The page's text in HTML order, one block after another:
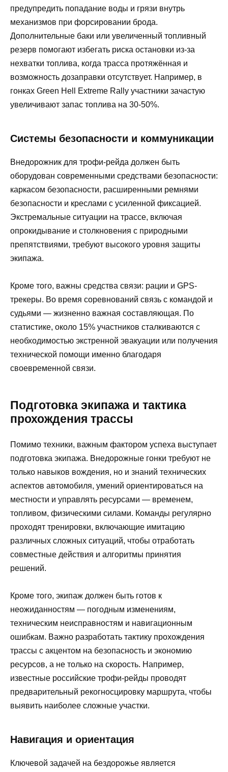
предупредить попадание воды и грязи внутрь
механизмов при форсировании брода.
Дополнительные баки или увеличенный топливный
резерв помогают избегать риска остановки из-за
нехватки топлива, когда трасса протяжённая и
возможность дозаправки отсутствует. Например, в
гонках Green Hell Extreme Rally участники зачастую
увеличивают запас топлива на 30-50%.
Системы безопасности и коммуникации
Внедорожник для трофи-рейда должен быть
оборудован современными средствами безопасности:
каркасом безопасности, расширенными ремнями
безопасности и креслами с усиленной фиксацией.
Экстремальные ситуации на трассе, включая
опрокидывание и столкновения с природными
препятствиями, требуют высокого уровня защиты
экипажа.
Кроме того, важны средства связи: рации и GPS-
трекеры. Во время соревнований связь с командой и
судьями — жизненно важная составляющая. По
статистике, около 15% участников сталкиваются с
необходимостью экстренной эвакуации или получения
технической помощи именно благодаря
своевременной связи.
Подготовка экипажа и тактика
прохождения трассы
Помимо техники, важным фактором успеха выступает
подготовка экипажа. Внедорожные гонки требуют не
только навыков вождения, но и знаний технических
аспектов автомобиля, умений ориентироваться на
местности и управлять ресурсами — временем,
топливом, физическими силами. Команды регулярно
проходят тренировки, включающие имитацию
различных сложных ситуаций, чтобы отработать
совместные действия и алгоритмы принятия
решений.
Кроме того, экипаж должен быть готов к
неожиданностям — погодным изменениям,
техническим неисправностям и навигационным
ошибкам. Важно разработать тактику прохождения
трассы с акцентом на безопасность и экономию
ресурсов, а не только на скорость. Например,
известные российские трофи-рейды проводят
предварительный рекогносцировку маршрута, чтобы
выявить наиболее сложные участки.
Навигация и ориентация
Ключевой задачей на бездорожье является